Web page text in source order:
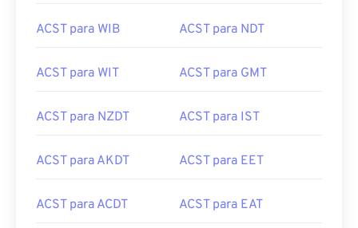
ACST para WIB ACST para NDT
ACST para WIT ACST para GMT
ACST para NZDT ACST para IST
ACST para AKDT ACST para EET
ACST para ACDT ACST para EAT